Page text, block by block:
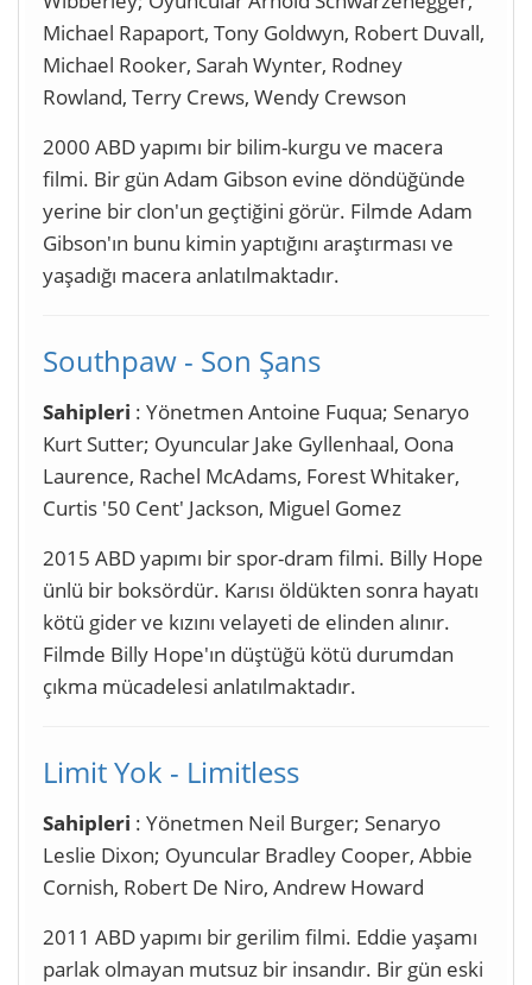
Michael Rapaport, Tony Goldwyn, Robert Duvall,
Michael Rooker, Sarah Wynter, Rodney
Rowland, Terry Crews, Wendy Crewson
2000 ABD yapımı bir bilim-kurgu ve macera
filmi. Bir gün Adam Gibson evine döndüğünde
yerine bir clon'un geçtiğini görür. Filmde Adam
Gibson'ın bunu kimin yaptığını araştırması ve
yaşadığı macera anlatılmaktadır.
Southpaw - Son Şans
Sahipleri : Yönetmen Antoine Fuqua; Senaryo
Kurt Sutter; Oyuncular Jake Gyllenhaal, Oona
Laurence, Rachel McAdams, Forest Whitaker,
Curtis '50 Cent' Jackson, Miguel Gomez
2015 ABD yapımı bir spor-dram filmi. Billy Hope
ünlü bir boksördür. Karısı öldükten sonra hayatı
kötü gider ve kızını velayeti de elinden alınır.
Filmde Billy Hope'ın düştüğü kötü durumdan
çıkma mücadelesi anlatılmaktadır.
Limit Yok - Limitless
Sahipleri : Yönetmen Neil Burger; Senaryo
Leslie Dixon; Oyuncular Bradley Cooper, Abbie
Cornish, Robert De Niro, Andrew Howard
2011 ABD yapımı bir gerilim filmi. Eddie yaşamı
parlak olmayan mutsuz bir insandır. Bir gün eski